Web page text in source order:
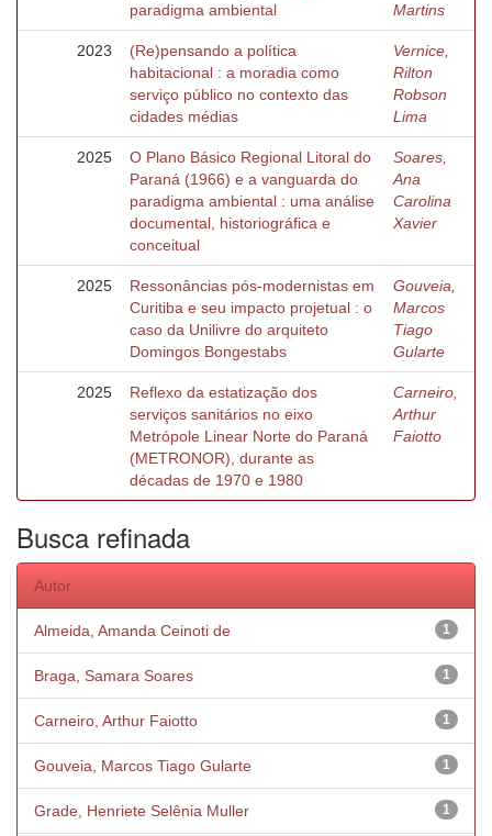
paradigma ambiental
Martins
2023
(Re)pensando a política
habitacional : a moradia como
serviço público no contexto das
cidades médias
Vernice,
Rilton
Robson
Lima
2025
O Plano Básico Regional Litoral do
Paraná (1966) e a vanguarda do
paradigma ambiental : uma análise
documental, historiográfica e
conceitual
Soares,
Ana
Carolina
Xavier
2025
Ressonâncias pós-modernistas em
Curitiba e seu impacto projetual : o
caso da Unilivre do arquiteto
Domingos Bongestabs
Gouveia,
Marcos
Tiago
Gularte
2025
Reflexo da estatização dos
serviços sanitários no eixo
Metrópole Linear Norte do Paraná
(METRONOR), durante as
décadas de 1970 e 1980
Carneiro,
Arthur
Faiotto
Busca refinada
Autor
1
Almeida, Amanda Ceinoti de
1
Braga, Samara Soares
1
Carneiro, Arthur Faiotto
1
Gouveia, Marcos Tiago Gularte
1
Grade, Henriete Selênia Muller